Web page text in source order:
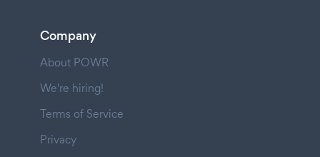
Company
About POWR
We're hiring!
Terms of Service
Privacy